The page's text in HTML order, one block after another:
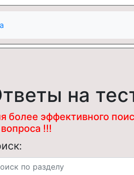
на
более эффективного
!!!